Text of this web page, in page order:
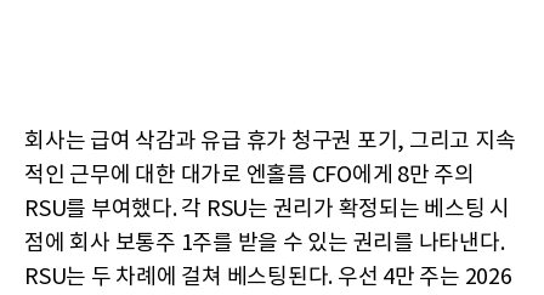
회사는 급여 삭감과 유급 휴가 청구권 포기, 그리고 지속
적인 근무에 대한 대가로 엔홀름 CFO에게 8만 주의
RSU를 부여했다. 각 RSU는 권리가 확정되는 베스팅 시
점에 회사 보통주 1주를 받을 수 있는 권리를 나타낸다.
RSU는 두 차례에 걸쳐 베스팅된다. 우선 4만 주는 2026